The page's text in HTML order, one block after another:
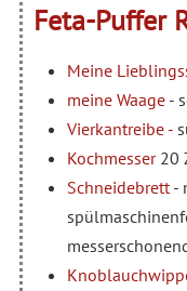
Feta-Puffer
Meine
meine Waage-
Vierkantreibe -
Kochmesser20
Schneidebrett-